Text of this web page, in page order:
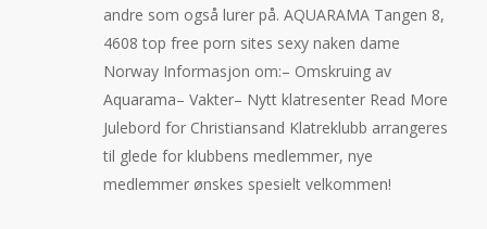
andre som også lurer på. AQUARAMA Tangen 8,
4608 top free porn sites sexy naken dame
Norway Informasjon om:– Omskruing av
Aquarama– Vakter– Nytt klatresenter Read More
Julebord for Christiansand Klatreklubb arrangeres
til glede for klubbens medlemmer, nye
medlemmer ønskes spesielt velkommen!